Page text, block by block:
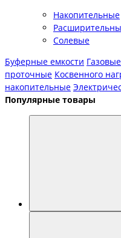
Накопительные
Солевые
Буферные емкости
проточные Косвенного
накопительные
Популярные товары